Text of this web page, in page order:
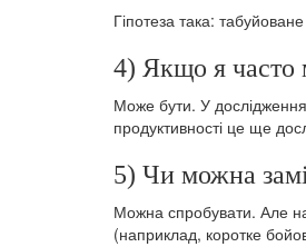
Гіпотеза така:
4) Якщо я часто
Може бути. У
продуктивності це ще
5) Чи можна
Можна спробувати. Але
(наприклад, коротке